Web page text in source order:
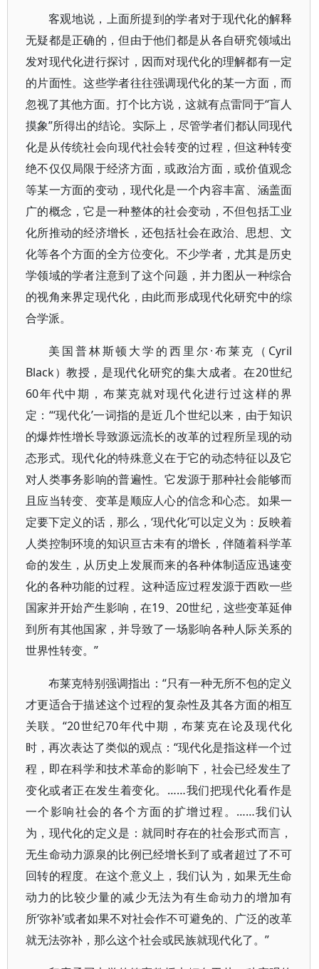
客观地说，上面所提到的学者对于现代化的解释
无疑都是正确的，但由于他们都是从各自研究领域出
发对现代化进行探讨，因而对现代化的理解都有一定
的片面性。这些学者往往强调现代化的某一方面，而
忽视了其他方面。打个比方说，这就有点雷同于“盲人
摸象”所得出的结论。实际上，尽管学者们都认同现代
化是从传统社会向现代社会转变的过程，但这种转变
绝不仅仅局限于经济方面，或政治方面，或价值观念
等某一方面的变动，现代化是一个内容丰富、涵盖面
广的概念，它是一种整体的社会变动，不但包括工业
化所推动的经济增长，还包括社会在政治、思想、文
化等各个方面的全方位变化。不少学者，尤其是历史
学领域的学者注意到了这个问题，并力图从一种综合
的视角来界定现代化，由此而形成现代化研究中的综
合学派。
美国普林斯顿大学的西里尔·布莱克（Cyril
Black）教授，是现代化研究的集大成者。在20世纪
60年代中期，布莱克就对现代化进行过这样的界
定：“‘现代化’一词指的是近几个世纪以来，由于知识
的爆炸性增长导致源远流长的改革的过程所呈现的动
态形式。现代化的特殊意义在于它的动态特征以及它
对人类事务影响的普遍性。它发源于那种社会能够而
且应当转变、变革是顺应人心的信念和心态。如果一
定要下定义的话，那么，‘现代化’可以定义为：反映着
人类控制环境的知识亘古未有的增长，伴随着科学革
命的发生，从历史上发展而来的各种体制适应迅速变
化的各种功能的过程。这种适应过程发源于西欧一些
国家并开始产生影响，在19、20世纪，这些变革延伸
到所有其他国家，并导致了一场影响各种人际关系的
世界性转变。”
布莱克特别强调指出：“只有一种无所不包的定义
才更适合于描述这个过程的复杂性及其各方面的相互
关联。“20世纪70年代中期，布莱克在论及现代化
时，再次表达了类似的观点：“现代化是指这样一个过
程，即在科学和技术革命的影响下，社会已经发生了
变化或者正在发生着变化。……我们把现代化看作是
一个影响社会的各个方面的扩增过程。……我们认
为，现代化的定义是：就同时存在的社会形式而言，
无生命动力源泉的比例已经增长到了或者超过了不可
回转的程度。在这个意义上，我们认为，如果无生命
动力的比较少量的减少无法为有生命动力的增加有
所‘弥补’或者如果不对社会作不可避免的、广泛的改革
就无法弥补，那么这个社会或民族就现代化了。”